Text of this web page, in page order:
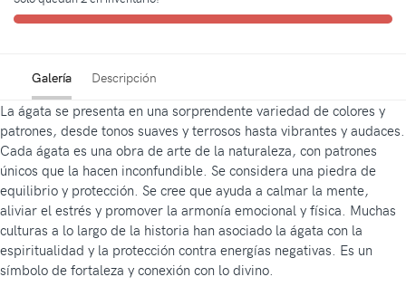
Galería Descripción
La ágata se presenta en una sorprendente variedad de colores y
patrones, desde tonos suaves y terrosos hasta vibrantes y audaces.
Cada ágata es una obra de arte de la naturaleza, con patrones
únicos que la hacen inconfundible. Se considera una piedra de
equilibrio y protección. Se cree que ayuda a calmar la mente,
aliviar el estrés y promover la armonía emocional y física. Muchas
culturas a lo largo de la historia han asociado la ágata con la
espiritualidad y la protección contra energías negativas. Es un
símbolo de fortaleza y conexión con lo divino.